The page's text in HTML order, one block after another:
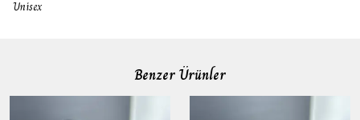
Unisex
Benzer Ürünler